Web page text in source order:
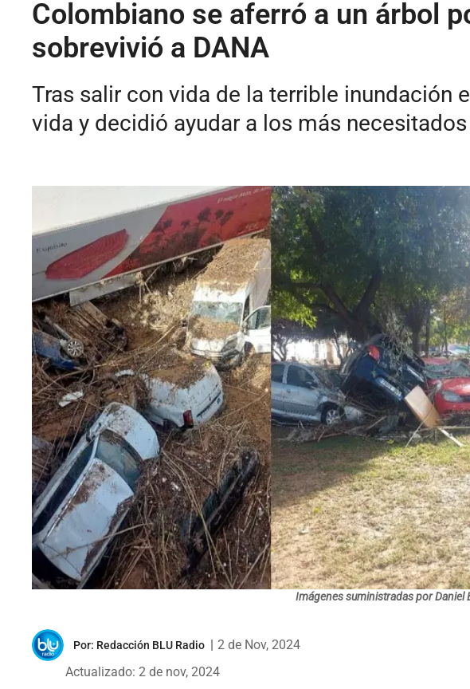
Colombiano se aferró a un árbol
sobrevivió a DANA
Tras salir con vida de la terrible inundación
vida y decidió ayudar a los más
Imágenes suministradas por Daniel
Por: Redacción BLU Radio
2 de Nov, 2024
Actualizado: 2 de nov, 2024